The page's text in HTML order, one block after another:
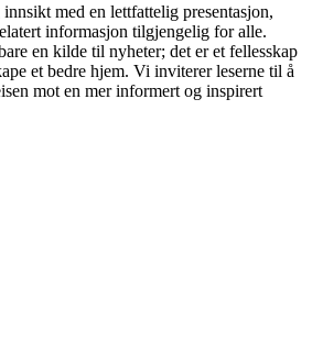
med en lettfattelig presentasjon,
informasjon tilgjengelig for alle.
en kilde til nyheter; det er et fellesskap
et bedre hjem. Vi inviterer leserne til å
mot en mer informert og inspirert